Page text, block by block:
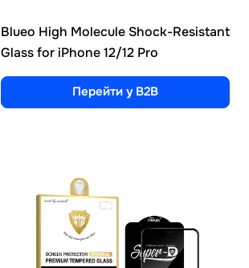
Blueo High Molecule Shock-Resistant
Glass for iPhone 12/12 Pro
Перейти у B2B